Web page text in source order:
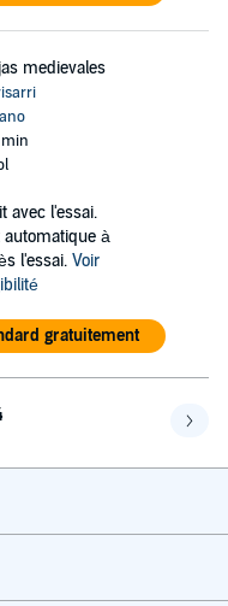
medievales
min
avec l'essai.
automatique à
l'essai. Voir
gratuitement